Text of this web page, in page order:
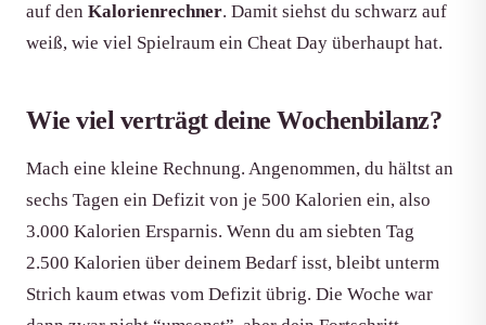
auf den Kalorienrechner. Damit siehst du schwarz auf
weiß, wie viel Spielraum ein Cheat Day überhaupt hat.
Wie viel verträgt deine Wochenbilanz?
Mach eine kleine Rechnung. Angenommen, du hältst an
sechs Tagen ein Defizit von je 500 Kalorien ein, also
3.000 Kalorien Ersparnis. Wenn du am siebten Tag
2.500 Kalorien über deinem Bedarf isst, bleibt unterm
Strich kaum etwas vom Defizit übrig. Die Woche war